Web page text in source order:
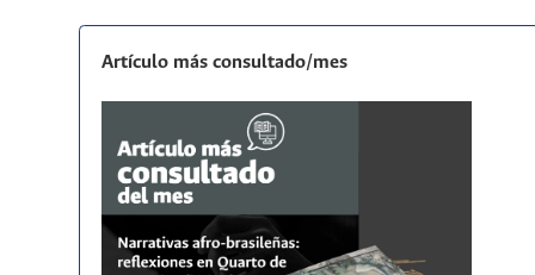
Artículo más consultado/mes